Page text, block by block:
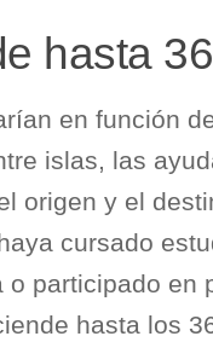
hasta
en función
islas, las
origen y el
cursado
o participado en
hasta los